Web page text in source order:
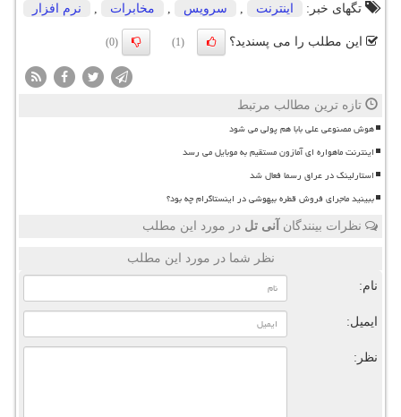
تگهای خبر:
اینترنت سرویس مخابرات نرم افزار
این مطلب را می پسندید؟ (1)
(0)
تازه ترین مطالب مرتبط
هوش مصنوعی علی بابا هم پولی می شود
اینترنت ماهواره ای آمازون مستقیم به موبایل می رسد
استارلینک در عراق رسما فعال شد
ببینید ماجرای فروش قطره بیهوشی در اینستاگرام چه بود؟
نظرات بینندگان آنی تل در مورد این مطلب
نظر شما در مورد این مطلب
نام:
ایمیل:
نظر: